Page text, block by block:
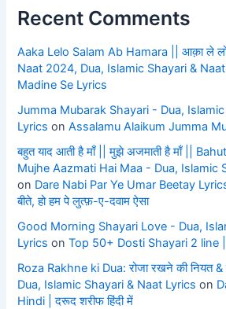
Recent Comments
Aaka Lelo Salam Ab Hamara || आक़ा ले
Naat 2024, Dua, Islamic Shayari &
Madine Se Lyrics
Jumma Mubarak Shayari - Dua,
Lyrics onAssalamu Alaikum Jumma
बहुत याद आती है माँ || मुझे अजमाती है माँ ||
Mujhe Aazmati Hai Maa - Dua, Islamic
on Dare Nabi Par Ye Umar Beetay
बीते, हो हम पे लुत्फ़-ए-दवाम ऐसा
Good Morning Shayari Love - Dua,
Lyrics onTop 50+ Dosti Shayari 2 line |
Roza Rakhne ki Dua: रोजा रखने की नियत
Dua, Islamic Shayari & Naat Lyrics on
Hindi | दरूद शरीफ हिंदी में